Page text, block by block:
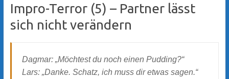
Impro-Terror (5) – Partner lässt
sich nicht verändern
Dagmar: „Möchtest du noch einen Pudding?“
Lars: „Danke. Schatz, ich muss dir etwas sagen.“